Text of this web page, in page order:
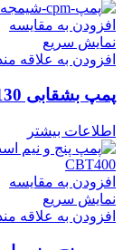
افزودن به مقایسه
نمایش سریع
افزودن به علاقه
پمپ بشقابی CPM 130 شیمجه Shimge
اطلاعات بیشتر
افزودن به مقایسه
نمایش سریع
افزودن به علاقه